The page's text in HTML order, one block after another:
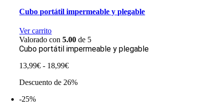
Cubo portátil impermeable y plegable
Ver carrito
Valorado con5.00 de 5
Cubo portátil impermeable y plegable
13,99€ - 18,99€Rango
precios:
Descuento de 26%
-25%